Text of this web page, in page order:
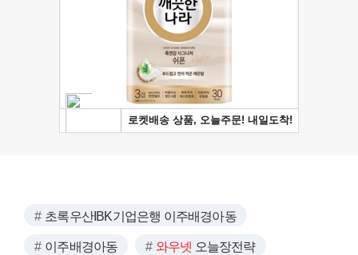
초록우산IBK기업은행 이주배경아동
이주배경아동 와우넷 오늘장전략